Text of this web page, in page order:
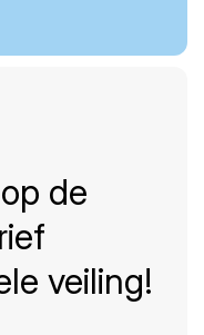
de
veiling!